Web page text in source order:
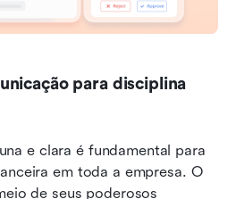
para disciplina
e clara é fundamental para
em toda a empresa. O
de seus poderosos